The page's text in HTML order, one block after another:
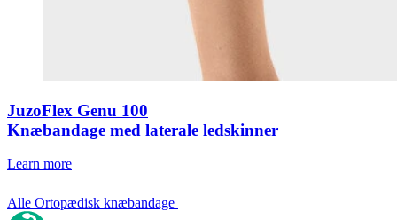
JuzoFlex Genu 100
Knæbandage med laterale ledskinner
Learn more
Alle Ortopædisk knæbandage